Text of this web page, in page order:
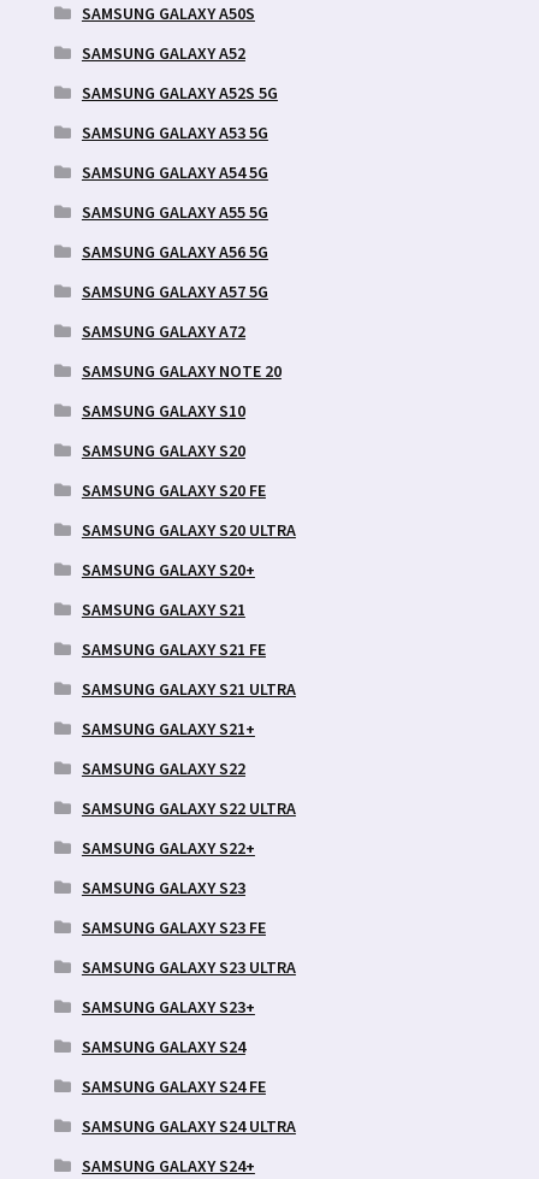
SAMSUNG GALAXY A50S
SAMSUNG GALAXY A52
SAMSUNG GALAXY A52S 5G
SAMSUNG GALAXY A53 5G
SAMSUNG GALAXY A54 5G
SAMSUNG GALAXY A55 5G
SAMSUNG GALAXY A56 5G
SAMSUNG GALAXY A57 5G
SAMSUNG GALAXY A72
SAMSUNG GALAXY NOTE 20
SAMSUNG GALAXY S10
SAMSUNG GALAXY S20
SAMSUNG GALAXY S20 FE
SAMSUNG GALAXY S20 ULTRA
SAMSUNG GALAXY S20+
SAMSUNG GALAXY S21
SAMSUNG GALAXY S21 FE
SAMSUNG GALAXY S21 ULTRA
SAMSUNG GALAXY S21+
SAMSUNG GALAXY S22
SAMSUNG GALAXY S22 ULTRA
SAMSUNG GALAXY S22+
SAMSUNG GALAXY S23
SAMSUNG GALAXY S23 FE
SAMSUNG GALAXY S23 ULTRA
SAMSUNG GALAXY S23+
SAMSUNG GALAXY S24
SAMSUNG GALAXY S24 FE
SAMSUNG GALAXY S24 ULTRA
SAMSUNG GALAXY S24+